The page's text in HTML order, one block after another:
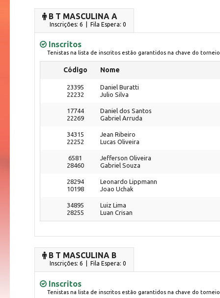
B T MASCULINA A
Inscrições: 6 | Fila Espera: 0
Inscritos
Tenistas na lista de inscritos estão garantidos na chave do torneio
Código Nome
23395
22232
Daniel Buratti
Julio Silva
17744
22269
Daniel dos Santos
Gabriel Arruda
34315
22252
Jean Ribeiro
Lucas Oliveira
6581
28460
Jefferson Oliveira
Gabriel Souza
28294
10198
Leonardo Lippmann
Joao Uchak
34895
28255
Luiz Lima
Luan Crisan
B T MASCULINA B
Inscrições: 6 | Fila Espera: 0
Inscritos
Tenistas na lista de inscritos estão garantidos na chave do torneio